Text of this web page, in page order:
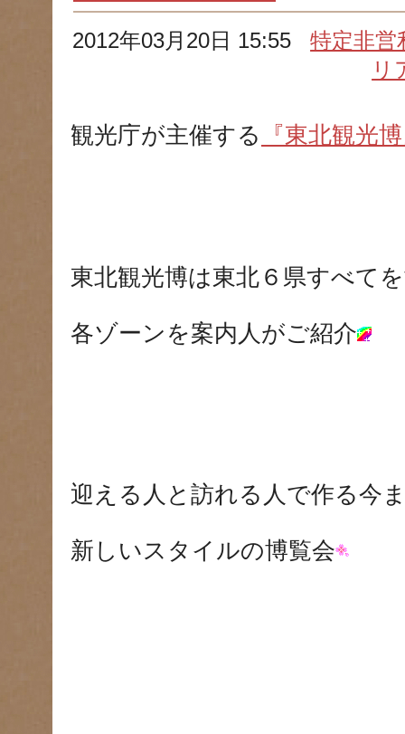
2012年03月20日 15:55特定非
リ
観光庁が主催する 『東北観光
東北観光博は東北６県すべて
各ゾーンを案内人がご紹介
迎える人と訪れる人で作る今
新しいスタイルの博覧会